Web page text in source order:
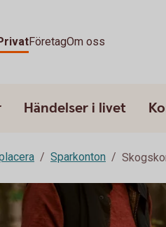
FöretagOm oss
Händelser i livet
Sparkonton